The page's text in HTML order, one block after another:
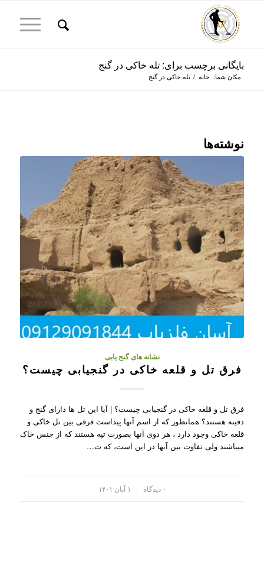
بایگانی برچسب برای: تله خاکی در گنج
مکان شما: خانه / تله خاکی در گنج
نوشته‌ها
نشانه های گنج یابی
فرق تل و قلعه خاکی در گنجیابی چیست؟
فرق تل و قلعه خاکی در گنجیابی چیست؟ | آیا این تل ها دارای گنج و
دفینه هستند؟ همانطور که از اسم آنها پیداست فرقی بین تل خاکی و
قلعه خاکی وجود دارد ، هر دوی آنها بصورت تپه هستند که از جنس خاک
میباشند ولی تفاوت بین آنها در این است، که ت…
۰ دیدگاه ۱ آبان ۱۴۰۱